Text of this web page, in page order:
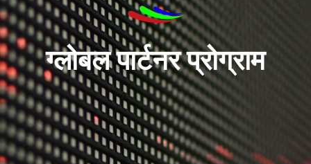
ग्लोबल पार्टनर प्रोग्राम